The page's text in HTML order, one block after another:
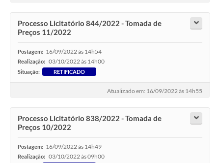
Processo Licitatório 844/2022 - Tomada de
Preços 11/2022
Postagem: 16/09/2022 às 14h54
Realização: 03/10/2022 às 14h00
Situação: RETIFICADO
Atualizado em: 16/09/2022 às 14h55
Processo Licitatório 838/2022 - Tomada de
Preços 10/2022
Postagem: 16/09/2022 às 14h49
Realização: 03/10/2022 às 09h00